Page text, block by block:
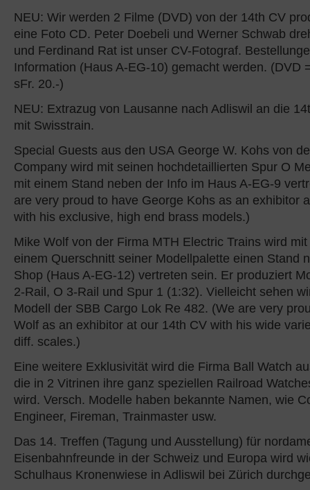
NEU: Wir werden 2 Filme (DVD) von der 14th CV
eine Foto CD. Peter Doebeli und Werner Schwab
und Ferdinand Rat ist unser CV-Fotograf.
Information (Haus A-EG-10) gemacht werden. (DVD
sFr. 20.-)
NEU: Extrazug von Lausanne nach Adliswil an die
mit Swisstrain.
Special Guests aus den USA George W. Kohs von
Company wird mit seinen hochdetaillierten Spur O
mit einem Stand neben der Info im Haus A-EG-9
are very proud to have George Kohs as an exhibitor
with his exclusive, high end brass models.)
Mike Wolf von der Firma MTH Electric Trains wird mit
einem Querschnitt seiner Modellpalette einen Stand
Shop (Haus A-EG-12) vertreten sein. Er produziert
2-Rail, O 3-Rail und Spur 1 (1:32). Vielleicht sehen
Modell der SBB Cargo Lok Re 482. (We are very
Wolf as an exhibitor at our 14th CV with his wide
diff. scales.)
Eine weitere Exklusivität wird die Firma Ball Watch
die in 2 Vitrinen ihre ganz speziellen Railroad
wird. Versch. Modelle haben bekannte Namen, wie
Engineer, Fireman, Trainmaster usw.
Das 14. Treffen (Tagung und Ausstellung) für
Eisenbahnfreunde in der Schweiz und Europa wird
Schulhaus Kronenwiese in Adliswil bei Zürich